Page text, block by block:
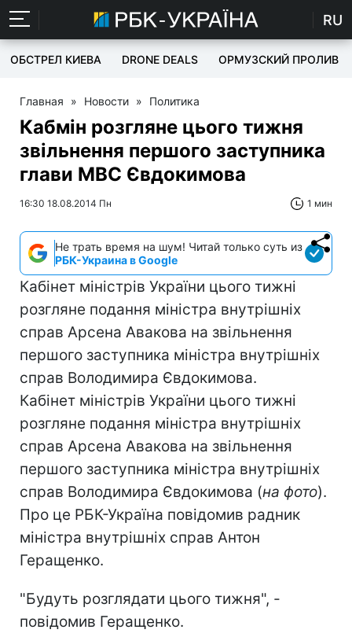
RU
ОБСТРЕЛ КИЕВА DRONE DEALS ОРМУЗСКИЙ ПРОЛИВ
Главная » Новости » Политика
Кабмін розгляне цього тижня
звільнення першого заступника
глави МВС Євдокимова
16:30 18.08.2014 Пн 1 мин
Не трать время на шум! Читай только суть из
РБК-Украина в Google
Кабінет міністрів України цього тижні
розгляне подання міністра внутрішніх
справ Арсена Авакова на звільнення
першого заступника міністра внутрішніх
справ Володимира Євдокимова.
Кабінет міністрів України цього тижні
розгляне подання міністра внутрішніх
справ Арсена Авакова на звільнення
першого заступника міністра внутрішніх
справ Володимира Євдокимова (на фото).
Про це РБК-Україна повідомив радник
міністра внутрішніх справ Антон
Геращенко.
"Будуть розглядати цього тижня", -
повідомив Геращенко.